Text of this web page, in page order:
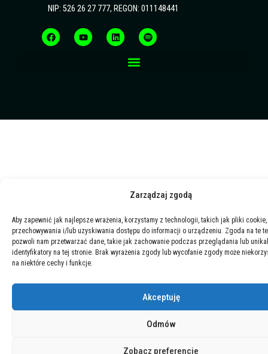
Zarządzaj zgodą
Aby zapewnić jak najlepsze wrażenia, korzystamy z technologii, takich jak pliki
przechowywania i/lub uzyskiwania dostępu do informacji o urządzeniu. Zgoda na te
pozwoli nam przetwarzać dane, takie jak zachowanie podczas przeglądania lub
identyfikatory na tej stronie. Brak wyrażenia zgody lub wycofanie zgody może
na niektóre cechy i funkcje.
Akceptuję
Odmów
Zobacz preferencje
NIP: 526 26 27 777, REGON: 011148441
a
c
e
o
u
t
i
n
k
p
o
t